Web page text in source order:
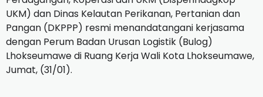
UKM) dan Dinas Kelautan Perikanan, Pertanian dan
Pangan (DKPPP) resmi menandatangani kerjasama
dengan Perum Badan Urusan Logistik (Bulog)
Lhokseumawe di Ruang Kerja Wali Kota Lhokseumawe,
Jumat, (31/01).